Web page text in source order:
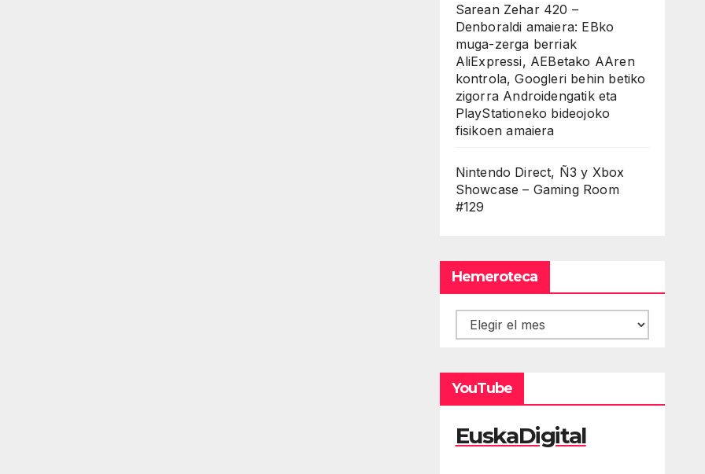
Sarean Zehar 420 –
Denboraldi amaiera: EBko
muga-zerga berriak
AliExpressi, AEBetako AAren
kontrola, Googleri behin betiko
zigorra Androidengatik eta
PlayStationeko bideojoko
fisikoen amaiera
Nintendo Direct, Ñ3 y Xbox
Showcase – Gaming Room
#129
Hemeroteca
Hemeroteca
YouTube
EuskaDigital